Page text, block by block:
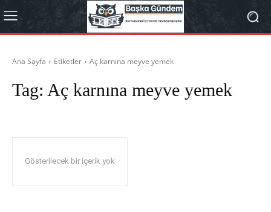
Ana Sayfa Etiketler Aç karnına meyve yemek
Tag: Aç karnına meyve yemek
Gösterilecek bir içerik yok